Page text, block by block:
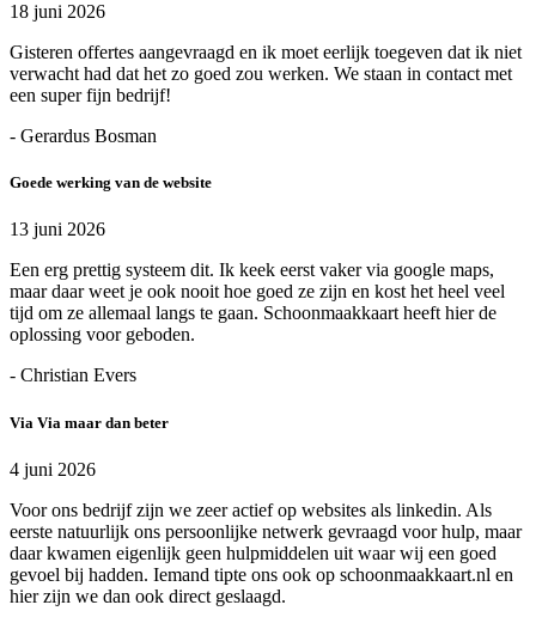
18 juni 2026
Gisteren offertes aangevraagd en ik moet eerlijk toegeven dat ik niet
verwacht had dat het zo goed zou werken. We staan in contact met
een super fijn bedrijf!
- Gerardus Bosman
Goede werking van de website
13 juni 2026
Een erg prettig systeem dit. Ik keek eerst vaker via google maps,
maar daar weet je ook nooit hoe goed ze zijn en kost het heel veel
tijd om ze allemaal langs te gaan. Schoonmaakkaart heeft hier de
oplossing voor geboden.
- Christian Evers
Via Via maar dan beter
4 juni 2026
Voor ons bedrijf zijn we zeer actief op websites als linkedin. Als
eerste natuurlijk ons persoonlijke netwerk gevraagd voor hulp, maar
daar kwamen eigenlijk geen hulpmiddelen uit waar wij een goed
gevoel bij hadden. Iemand tipte ons ook op schoonmaakkaart.nl en
hier zijn we dan ook direct geslaagd.